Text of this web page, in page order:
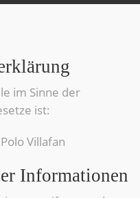
im Sinne der
ist:
Villafan
Informationen